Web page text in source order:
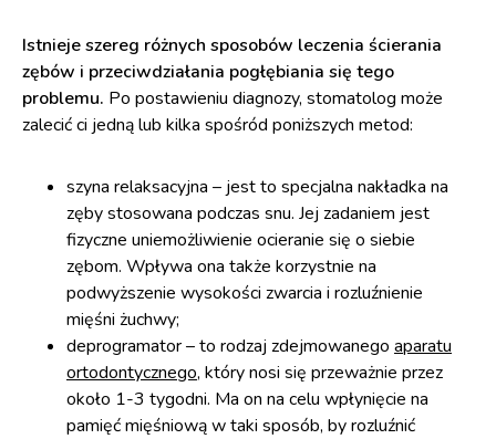
Istnieje szereg różnych sposobów leczenia ścierania
zębów i przeciwdziałania pogłębiania się tego
problemu. Po postawieniu diagnozy, stomatolog może
zalecić ci jedną lub kilka spośród poniższych metod:
szyna relaksacyjna – jest to specjalna nakładka na
zęby stosowana podczas snu. Jej zadaniem jest
fizyczne uniemożliwienie ocieranie się o siebie
zębom. Wpływa ona także korzystnie na
podwyższenie wysokości zwarcia i rozluźnienie
mięśni żuchwy;
deprogramator – to rodzaj zdejmowanego aparatu
ortodontycznego, który nosi się przeważnie przez
około 1-3 tygodni. Ma on na celu wpłynięcie na
pamięć mięśniową w taki sposób, by rozluźnić